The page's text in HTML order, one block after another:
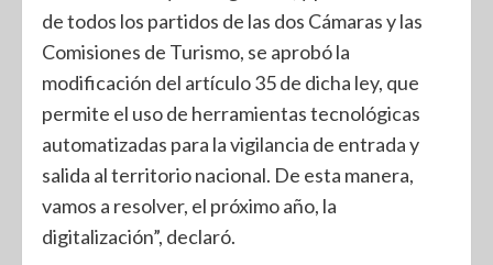
de todos los partidos de las dos Cámaras y las
Comisiones de Turismo, se aprobó la
modificación del artículo 35 de dicha ley, que
permite el uso de herramientas tecnológicas
automatizadas para la vigilancia de entrada y
salida al territorio nacional. De esta manera,
vamos a resolver, el próximo año, la
digitalización”, declaró.